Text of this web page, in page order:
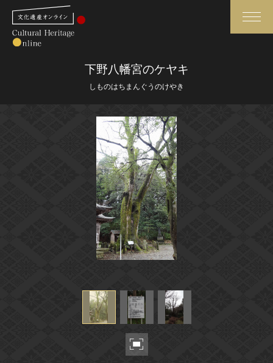
さらに詳細検索
世界遺産と無形文化遺産
媒体資料・関連記事等
博物館、美術館の皆さまへ
文化庁よりご挨拶
今月のみどころ
お知らせ一覧
このサイトについて
関連サイトリンク
サイトマップ
サイトのご意見はこちら
下野八幡宮のケヤキ
しものはちまんぐうのけやき